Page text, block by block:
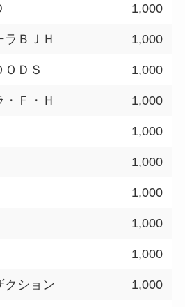
1,000
ラＢＪＨ 1,000
ＤＳ 1,000
・Ｆ・Ｈ 1,000
1,000
1,000
1,000
1,000
1,000
クション 1,000